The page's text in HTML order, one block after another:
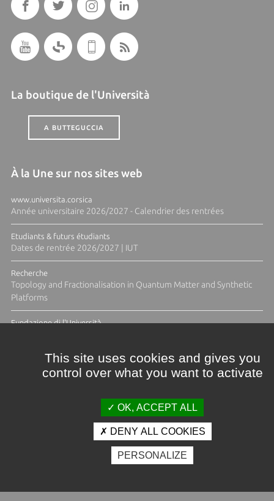
La boutique de l'Università
A BUTTEGUCCIA
À la Une sur nos sites web
www.universita.corsica
Année universitaire 2026/2027 - Calendrier des rentrées
Etudiants & futurs étudiants
Dates de rentrée 2026/2027 | IUT
Recherche
Topology and Fractionalisation in Quantum Matter and Synthetic
Platforms
Fundazione di l'Università
Crédits et mentions légales
Espace presse
Photothèque
This site uses cookies and gives you
control over what you want to activate
OK, ACCEPT ALL
DENY ALL COOKIES
PERSONALIZE